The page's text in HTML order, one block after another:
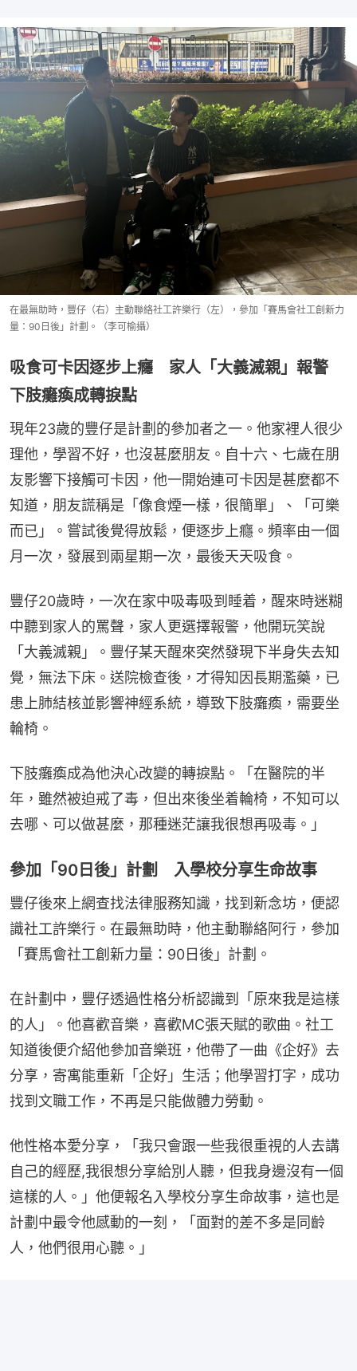
在最無助時，豐仔（右）主動聯絡社工許樂行（左），參加「賽馬會社工創新力
量：90日後」計劃。（李可榆攝）
吸食可卡因逐步上癮 家人「大義滅親」報警
下肢癱瘓成轉捩點
現年23歲的豐仔是計劃的參加者之一。他家裡人很少
理他，學習不好，也沒甚麼朋友。自十六、七歲在朋
友影響下接觸可卡因，他一開始連可卡因是甚麼都不
知道，朋友謊稱是「像食煙一樣，很簡單」、「可樂
而已」。嘗試後覺得放鬆，便逐步上癮。頻率由一個
月一次，發展到兩星期一次，最後天天吸食。
豐仔20歲時，一次在家中吸毒吸到睡着，醒來時迷糊
中聽到家人的罵聲，家人更選擇報警，他開玩笑說
「大義滅親」。豐仔某天醒來突然發現下半身失去知
覺，無法下床。送院檢查後，才得知因長期濫藥，已
患上肺結核並影響神經系統，導致下肢癱瘓，需要坐
輪椅。
下肢癱瘓成為他決心改變的轉捩點。「在醫院的半
年，雖然被迫戒了毒，但出來後坐着輪椅，不知可以
去哪、可以做甚麼，那種迷茫讓我很想再吸毒。」
參加「90日後」計劃 入學校分享生命故事
豐仔後來上網查找法律服務知識，找到新念坊，便認
識社工許樂行。在最無助時，他主動聯絡阿行，參加
「賽馬會社工創新力量：90日後」計劃。
在計劃中，豐仔透過性格分析認識到「原來我是這樣
的人」。他喜歡音樂，喜歡MC張天賦的歌曲。社工
知道後便介紹他參加音樂班，他帶了一曲《企好》去
分享，寄寓能重新「企好」生活；他學習打字，成功
找到文職工作，不再是只能做體力勞動。
他性格本愛分享，「我只會跟一些我很重視的人去講
自己的經歷,我很想分享給別人聽，但我身邊沒有一個
這樣的人。」他便報名入學校分享生命故事，這也是
計劃中最令他感動的一刻，「面對的差不多是同齡
人，他們很用心聽。」